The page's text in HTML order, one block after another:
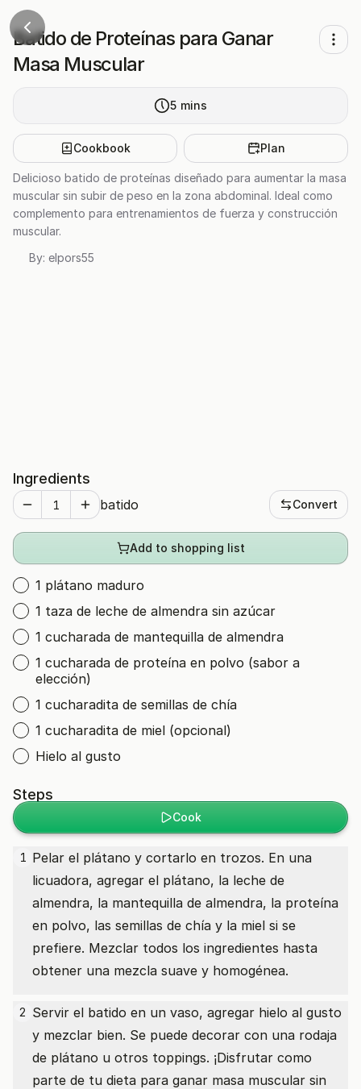
Batido de Proteínas para Ganar
Masa Muscular
5 mins
Cookbook Plan
Delicioso batido de proteínas diseñado para aumentar la masa
muscular sin subir de peso en la zona abdominal. Ideal como
complemento para entrenamientos de fuerza y construcción
muscular.
By: elpors55
Ingredients
batido Convert
Add to shopping list
1 plátano maduro
1 taza de leche de almendra sin azúcar
1 cucharada de mantequilla de almendra
1 cucharada de proteína en polvo (sabor a
elección)
1 cucharadita de semillas de chía
1 cucharadita de miel (opcional)
Hielo al gusto
Steps
Cook
1 Pelar el plátano y cortarlo en trozos. En una
licuadora, agregar el plátano, la leche de
almendra, la mantequilla de almendra, la proteína
en polvo, las semillas de chía y la miel si se
prefiere. Mezclar todos los ingredientes hasta
obtener una mezcla suave y homogénea.
2 Servir el batido en un vaso, agregar hielo al gusto
y mezclar bien. Se puede decorar con una rodaja
de plátano u otros toppings. ¡Disfrutar como
parte de tu dieta para ganar masa muscular sin